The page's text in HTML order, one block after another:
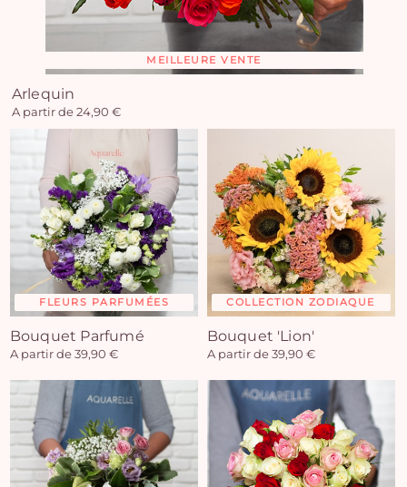
MEILLEURE VENTE
Arlequin
A partir de 24,90 €
FLEURS PARFUMÉES
Bouquet Parfumé
A partir de 39,90 €
COLLECTION ZODIAQUE
Bouquet 'Lion'
A partir de 39,90 €